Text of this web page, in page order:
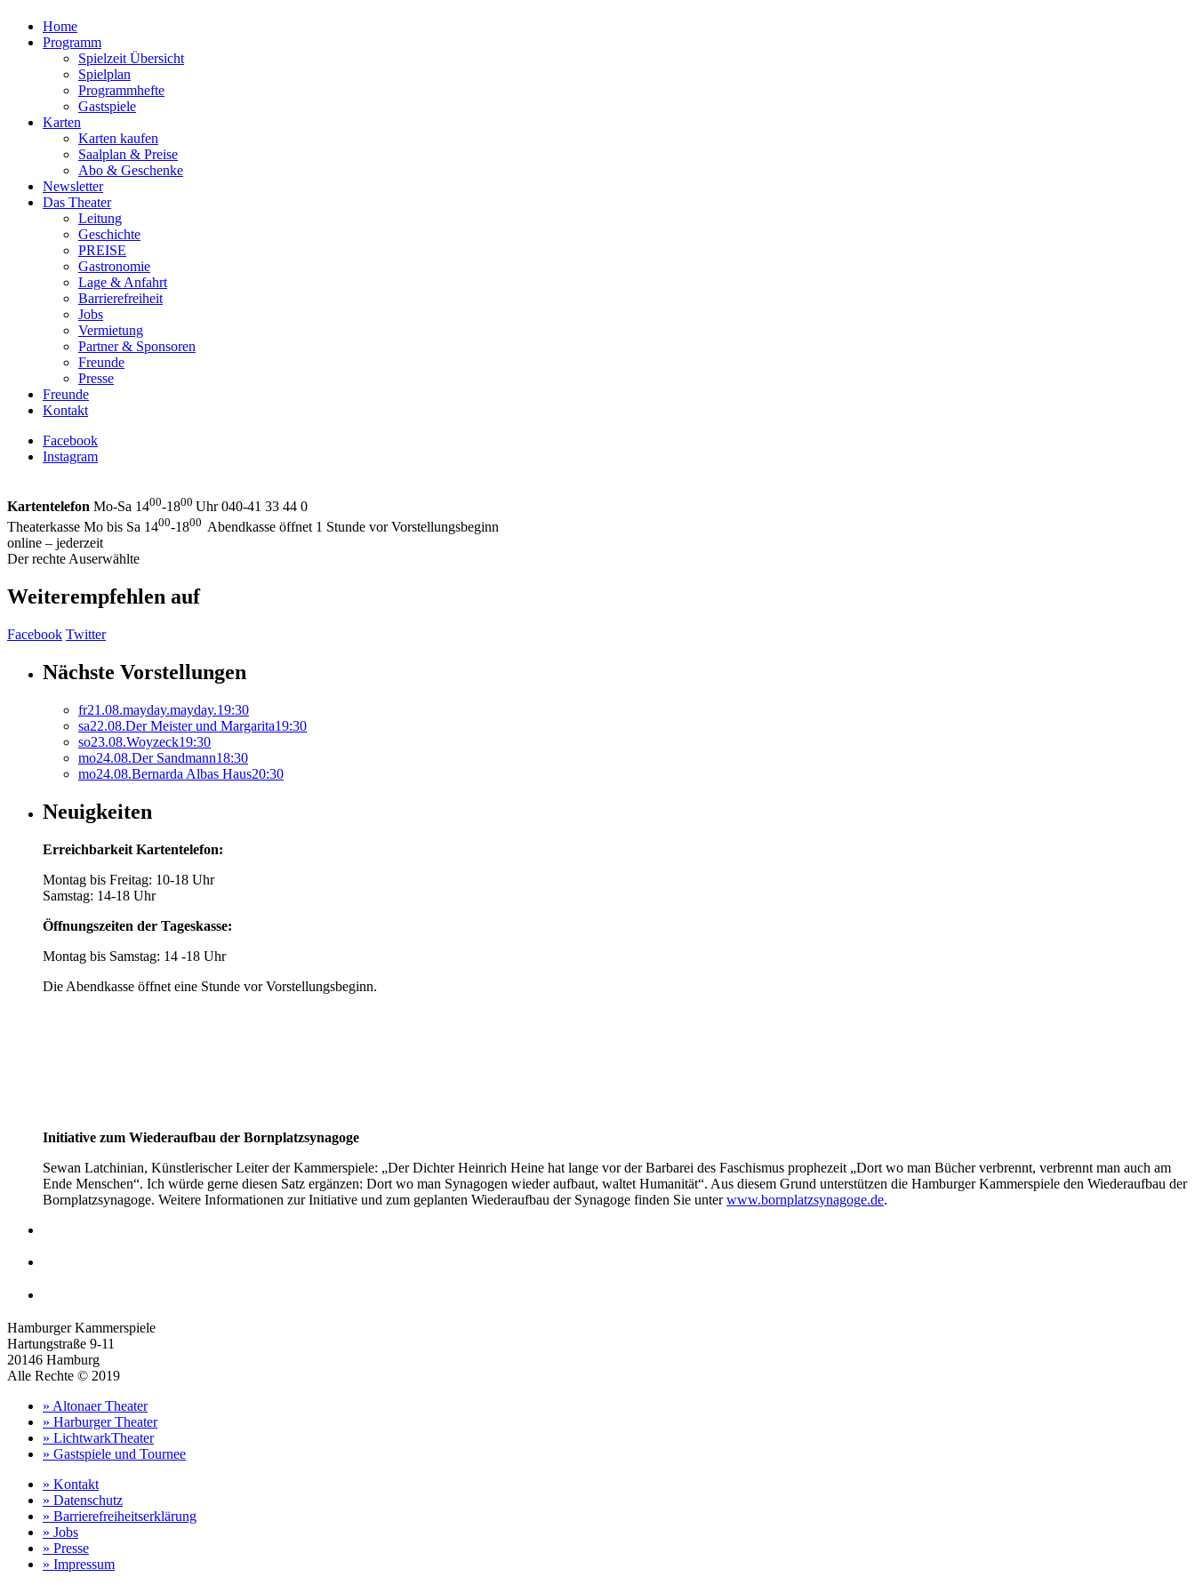
Home
Programm
Spielzeit Übersicht
Spielplan
Programmhefte
Gastspiele
Karten
Karten kaufen
Saalplan & Preise
Abo & Geschenke
Newsletter
Das Theater
Leitung
Geschichte
PREISE
Gastronomie
Lage & Anfahrt
Barrierefreiheit
Jobs
Vermietung
Partner & Sponsoren
Freunde
Presse
Freunde
Kontakt
Facebook
Instagram
Kartentelefon Mo-Sa 1400-1800 Uhr 040-41 33 44 0
Theaterkasse Mo bis Sa 1400-1800 Abendkasse öffnet 1 Stunde vor Vorstellungsbeginn
online – jederzeit
Der rechte Auserwählte
Weiterempfehlen auf
Facebook Twitter
Nächste Vorstellungen
fr21.08.mayday.mayday.19:30
sa22.08.Der Meister und Margarita19:30
so23.08.Woyzeck19:30
mo24.08.Der Sandmann18:30
mo24.08.Bernarda Albas Haus20:30
Neuigkeiten
Erreichbarkeit Kartentelefon:
Montag bis Freitag: 10-18 Uhr
Samstag: 14-18 Uhr
Öffnungszeiten der Tageskasse:
Montag bis Samstag: 14 -18 Uhr
Die Abendkasse öffnet eine Stunde vor Vorstellungsbeginn.
Initiative zum Wiederaufbau der Bornplatzsynagoge
Sewan Latchinian, Künstlerischer Leiter der Kammerspiele: „Der Dichter Heinrich Heine hat lange vor der Barbarei des Faschismus prophezeit „Dort wo man Bücher verbrennt, verbrennt man auch am
Ende Menschen“. Ich würde gerne diesen Satz ergänzen: Dort wo man Synagogen wieder aufbaut, waltet Humanität“. Aus diesem Grund unterstützen die Hamburger Kammerspiele den Wiederaufbau der
Bornplatzsynagoge. Weitere Informationen zur Initiative und zum geplanten Wiederaufbau der Synagoge finden Sie unterwww.bornplatzsynagoge.de.
Hamburger Kammerspiele
Hartungstraße 9-11
20146 Hamburg
Alle Rechte © 2019
» Altonaer Theater
» Harburger Theater
» LichtwarkTheater
» Gastspiele und Tournee
» Kontakt
» Datenschutz
» Barrierefreiheitserklärung
» Jobs
» Presse
» Impressum